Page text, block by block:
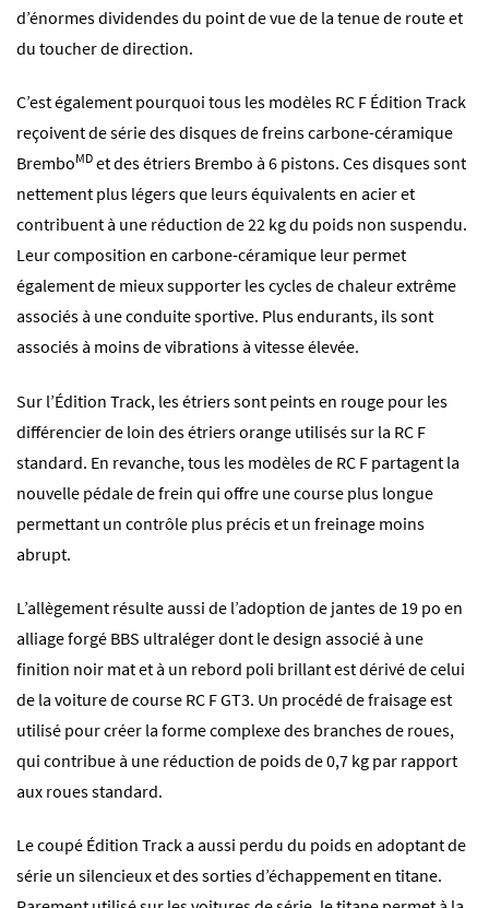
d’énormes dividendes du point de vue de la tenue de route et
du toucher de direction.
C’est également pourquoi tous les modèles RC F Édition Track
reçoivent de série des disques de freins carbone-céramique
BremboMD et des étriers Brembo à 6 pistons. Ces disques sont
nettement plus légers que leurs équivalents en acier et
contribuent à une réduction de 22 kg du poids non suspendu.
Leur composition en carbone-céramique leur permet
également de mieux supporter les cycles de chaleur extrême
associés à une conduite sportive. Plus endurants, ils sont
associés à moins de vibrations à vitesse élevée.
Sur l’Édition Track, les étriers sont peints en rouge pour les
différencier de loin des étriers orange utilisés sur la RC F
standard. En revanche, tous les modèles de RC F partagent la
nouvelle pédale de frein qui offre une course plus longue
permettant un contrôle plus précis et un freinage moins
abrupt.
L’allègement résulte aussi de l’adoption de jantes de 19 po en
alliage forgé BBS ultraléger dont le design associé à une
finition noir mat et à un rebord poli brillant est dérivé de celui
de la voiture de course RC F GT3. Un procédé de fraisage est
utilisé pour créer la forme complexe des branches de roues,
qui contribue à une réduction de poids de 0,7 kg par rapport
aux roues standard.
Le coupé Édition Track a aussi perdu du poids en adoptant de
série un silencieux et des sorties d’échappement en titane.